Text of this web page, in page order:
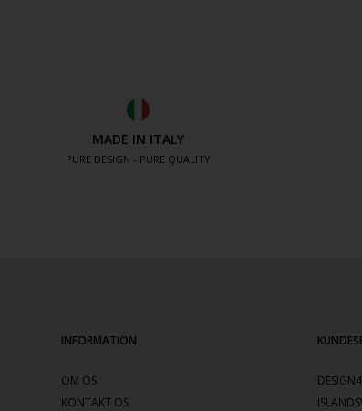
MADE IN ITALY
PURE DESIGN - PURE QUALITY
INFORMATION
OM OS
KONTAKT OS